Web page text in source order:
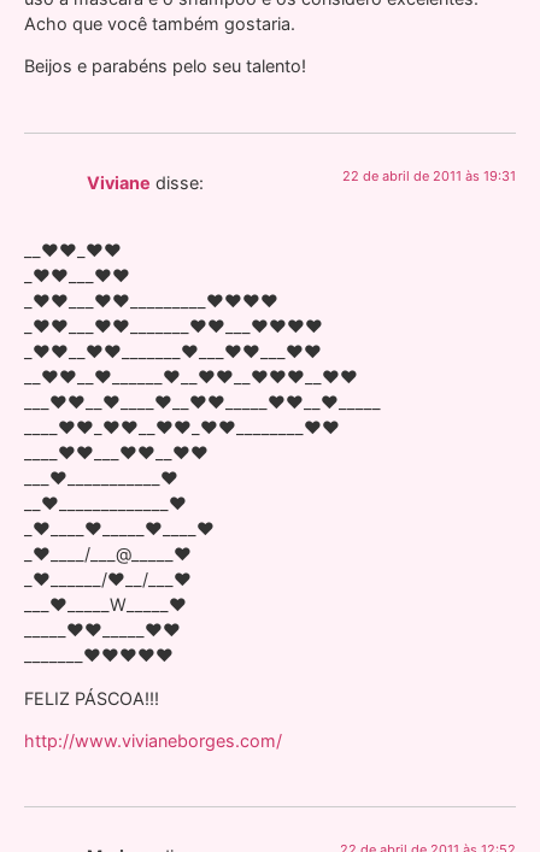
Acho que você também gostaria.
Beijos e parabéns pelo seu talento!
Viviane disse: 22 de abril de 2011 às 19:31
__♥♥_♥♥
_♥♥___♥♥
_♥♥___♥♥_________♥♥♥♥
_♥♥___♥♥_______♥♥___♥♥♥♥
_♥♥__♥♥_______♥___♥♥___♥♥
__♥♥__♥______♥__♥♥__♥♥♥__♥♥
___♥♥__♥____♥__♥♥_____♥♥__♥_____
____♥♥_♥♥__♥♥_♥♥________♥♥
____♥♥___♥♥__♥♥
___♥___________♥
__♥_____________♥
_♥____♥_____♥____♥
_♥____/___@_____♥
_♥______/♥__/___♥
___♥_____W_____♥
_____♥♥_____♥♥
_______♥♥♥♥♥
FELIZ PÁSCOA!!!
http://www.vivianeborges.com/